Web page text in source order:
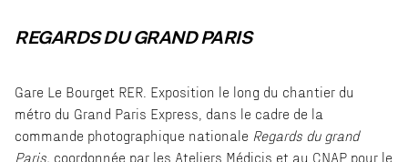
REGARDS DU GRAND PARIS
Gare Le Bourget RER. Exposition le long du chantier du
métro du Grand Paris Express, dans le cadre de la
commande photographique nationale Regards du grand
Paris, coordonnée par les Ateliers Médicis et au CNAP pour le